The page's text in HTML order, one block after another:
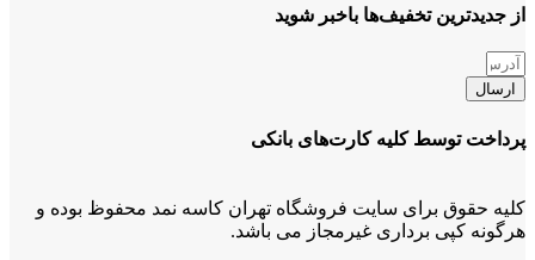
از جدیدترین تخفیف‌ها باخبر شوید
ارسال
پرداخت توسط کلیه کارت‌های بانکی
کلیه حقوق برای سایت فروشگاه تهران کاسه نمد محفوظ بوده و
هرگونه کپی برداری غیرمجاز می باشد.